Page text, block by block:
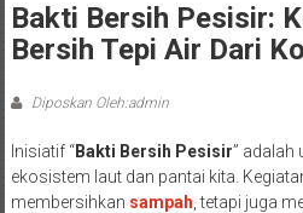
Bakti Bersih Pesisir:
Bersih Tepi Air Dari
Diposkan Oleh:admin
Inisiatif “Bakti Bersih Pesisir” adalah
ekosistem laut dan pantai kita.
membersihkan sampah , tetapi juga